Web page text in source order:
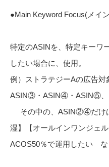
●Main Keyword Focus(メイ
特定のASINを、特定キーワ
したい場合に、使用。
例）ストラテジーAの広告
ASIN③・ASIN④・ASIN⑤、
その中の、ASIN②④だけ
湿】【オールインワンジェ
ACOS50％で運用したい な